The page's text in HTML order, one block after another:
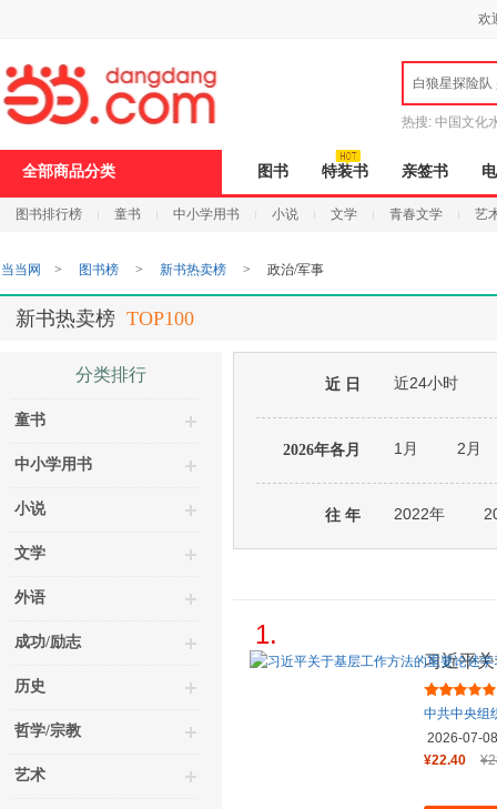
欢
白狼星探险队
热搜: 中国文化
全部商品分类 图书 特装书 亲签书
图书排行榜 童书 中小学用书 小说 文学 青春文学 艺
打
开
无
障
页
加
当当网 > 图书榜 > 新书热卖榜 > 政治/军事
新书热卖榜 TOP100
分类排行
童书
中小学用书
小说
文学
外语
成功/励志
历史
哲学/宗教
艺术
近 日 近24小时
2026年各月 1月 2月
往 年 2022年
1.
习近平
读本
中共中央组
2026-07-08
¥22.40